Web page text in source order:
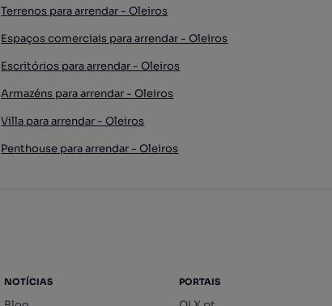
Terrenos para arrendar - Oleiros
Espaços comerciais para arrendar - Oleiros
Escritórios para arrendar - Oleiros
Armazéns para arrendar - Oleiros
Villa para arrendar - Oleiros
Penthouse para arrendar - Oleiros
NOTÍCIAS PORTAIS